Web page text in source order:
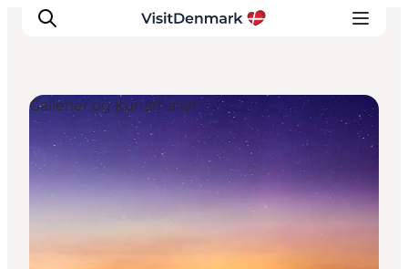
Inspirasjon
Reisemål
Aktiviteter
Overnatting
Planlegg reisen
Gallerier og kunsthaller